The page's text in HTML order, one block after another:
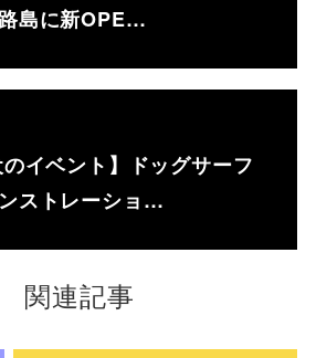
島に新OPE…
のイベント】ドッグサーフ
ストレーショ…
関連記事